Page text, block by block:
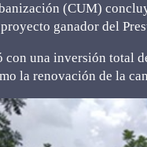
(CUM)
ganador del
con una inversión total
la renovación de la